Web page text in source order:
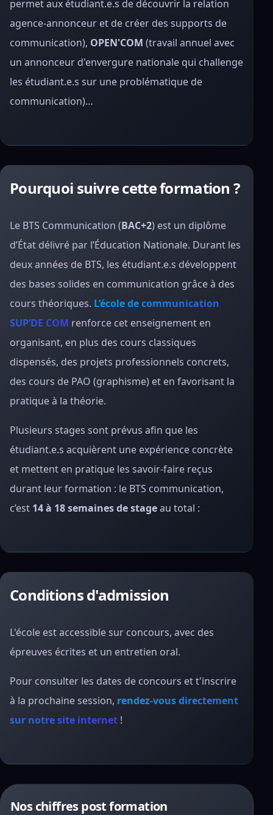
permet aux étudiant.e.s de découvrir la relation
agence-annonceur et de créer des supports de
communication), OPEN'COM (travail annuel avec
un annonceur d'envergure nationale qui challenge
les étudiant.e.s sur une problématique de
communication)…
Pourquoi suivre cette formation ?
Le BTS Communication (BAC+2) est un diplôme
d’État délivré par l’Éducation Nationale. Durant les
deux années de BTS, les étudiant.e.s développent
des bases solides en communication grâce à des
cours théoriques. L’école de communication
SUP’DE COM renforce cet enseignement en
organisant, en plus des cours classiques
dispensés, des projets professionnels concrets,
des cours de PAO (graphisme) et en favorisant la
pratique à la théorie.
Plusieurs stages sont prévus afin que les
étudiant.e.s acquièrent une expérience concrète
et mettent en pratique les savoir-faire reçus
durant leur formation : le BTS communication,
c’est 14 à 18 semaines de stageau total :
Conditions d'admission
L'école est accessible sur concours, avec des
épreuves écrites et un entretien oral.
Pour consulter les dates de concours et t'inscrire
à la prochaine session, rendez-vous directement
sur notre site internet !
Nos chiffres post formation